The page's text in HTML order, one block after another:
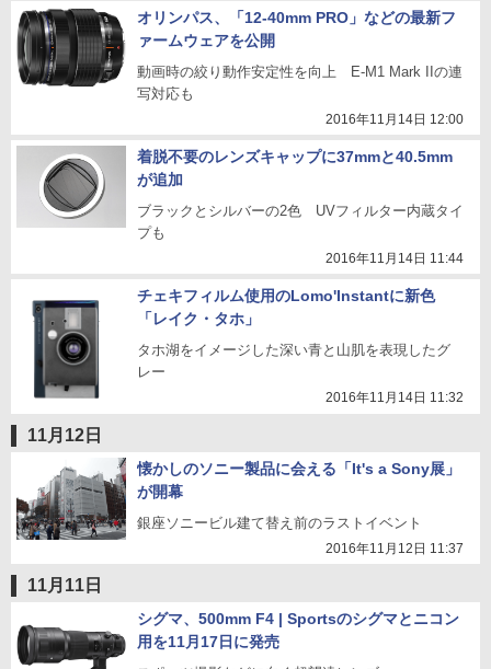
オリンパス、「12-40mm PRO」などの最新フ
ァームウェアを公開
動画時の絞り動作安定性を向上 E-M1 Mark IIの連
写対応も
2016年11月14日 12:00
着脱不要のレンズキャップに37mmと40.5mm
が追加
ブラックとシルバーの2色 UVフィルター内蔵タイ
プも
2016年11月14日 11:44
チェキフィルム使用のLomo'Instantに新色
「レイク・タホ」
タホ湖をイメージした深い青と山肌を表現したグ
レー
2016年11月14日 11:32
11月12日
懐かしのソニー製品に会える「It's a Sony展」
が開幕
銀座ソニービル建て替え前のラストイベント
2016年11月12日 11:37
11月11日
シグマ、500mm F4 | Sportsのシグマとニコン
用を11月17日に発売